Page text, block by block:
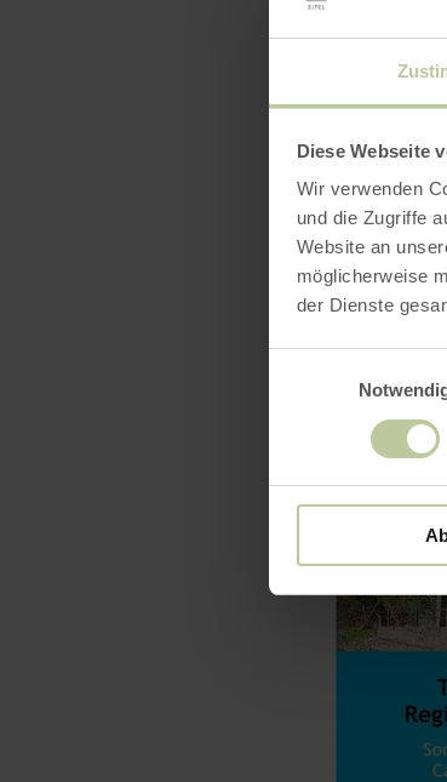
Diese Webseite
Wir verwenden
und die Zugriffe
Website an
möglicherweise
der Dienste